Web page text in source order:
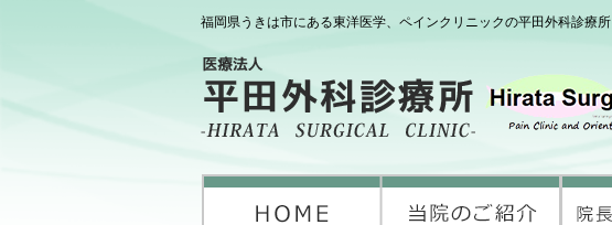
福岡県うきは市にある東洋医学、ペインクリニックの平田外科診療所